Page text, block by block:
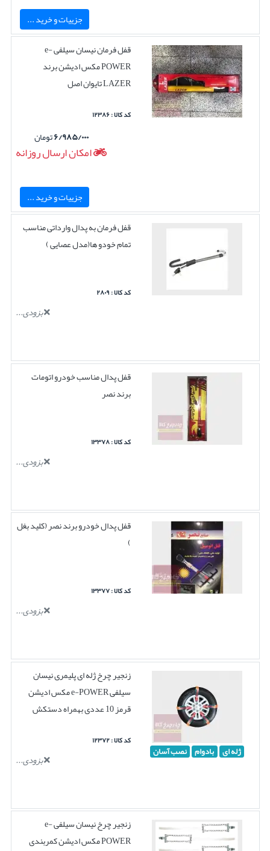
جزییات و خرید ...
قفل فرمان نیسان سیلفی e-
POWER مکس ادیشن برند
LAZER تایوان اصل
کد کالا : ۱۲۳۸۶
۶/۹۸۵/۰۰۰تومان
امکان ارسال روزانه
جزییات و خرید ...
قفل فرمان به پدال وارداتی مناسب
تمام خودو ها(مدل عصایی )
کد کالا : ۲۸۰۹
بزودی...
قفل پدال مناسب خودرو اتومات
برند نصر
کد کالا : ۱۳۳۷۸
بزودی...
قفل پدال خودرو برند نصر (کلید بغل
)
کد کالا : ۱۳۳۷۷
بزودی...
ژله ای بادوام نصب آسان
زنجیر چرخ ژله ای پلیمری نیسان
سیلفی e-POWER مکس ادیشن
قرمز 10 عددی بهمراه دستکش
کد کالا : ۱۲۳۷۲
بزودی...
زنجیر چرخ نیسان سیلفی e-
POWER مکس ادیشن کمربندی